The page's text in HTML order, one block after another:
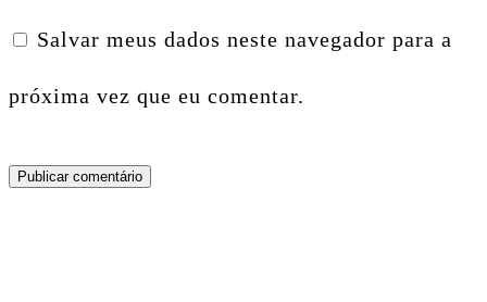
Salvar meus dados neste navegador para a
próxima vez que eu comentar.